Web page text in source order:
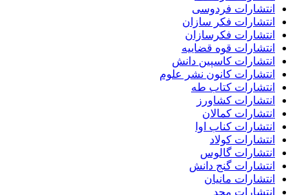
انتشارات فردوسی
انتشارات فکر سازان
انتشارات فکرسازان
انتشارات قوه قضاییه
انتشارات کاسپین دانش
انتشارات کانون نشر علوم
انتشارات کتاب طه
انتشارات کشاورز
انتشارات کمالان
انتشارات کناب اوا
انتشارات کولاد
انتشارات گالوس
انتشارات گنج دانش
انتشارات مانیان
انتشارات مجد